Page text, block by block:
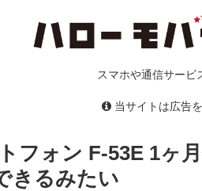
スマホや通信サービ
当サイトは広告
フォン F-53E 1ヶ
きるみたい